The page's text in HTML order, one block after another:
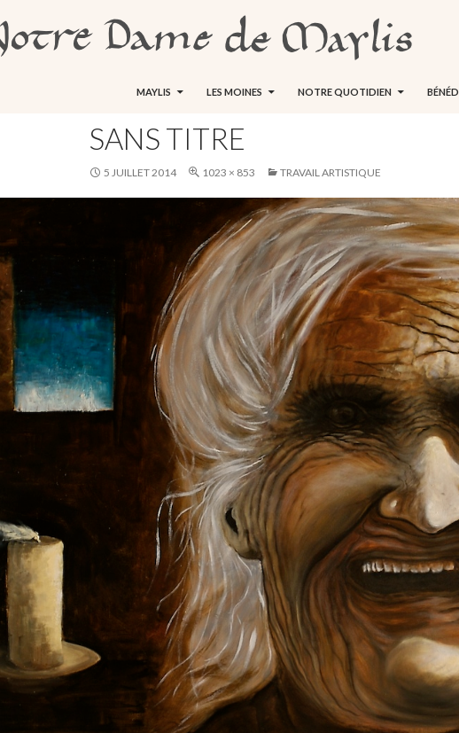
MAYLIS
LES MOINES NOTRE QUOTIDIEN
SANS TITRE
5 JUILLET 2014 1023 × 853 TRAVAIL ARTISTIQUE